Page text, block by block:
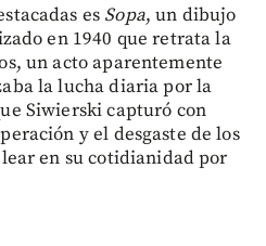
es Sopa, un dibujo
en 1940 que retrata la
un acto aparentemente
la lucha diaria por la
Siwierski capturó con
y el desgaste de los
en su cotidianidad por